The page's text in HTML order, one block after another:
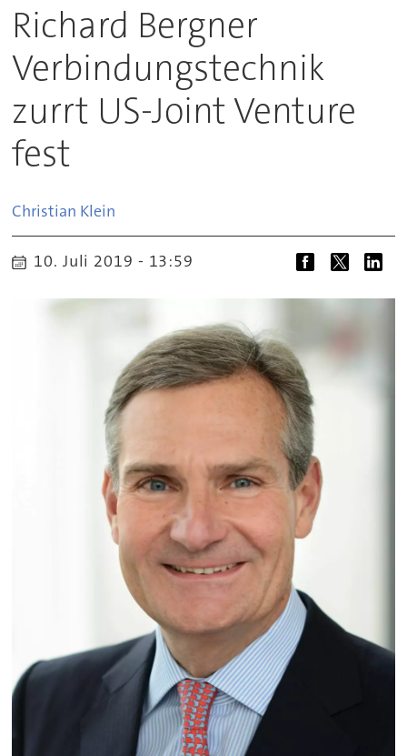
Richard Bergner
Verbindungstechnik
zurrt US-Joint Venture
fest
Christian Klein
10. Juli 2019 - 13:59